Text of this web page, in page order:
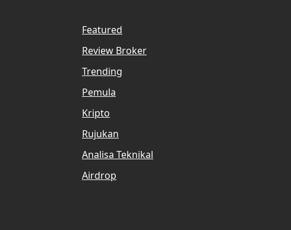
Featured
Review Broker
Trending
Pemula
Kripto
Rujukan
Analisa Teknikal
Airdrop